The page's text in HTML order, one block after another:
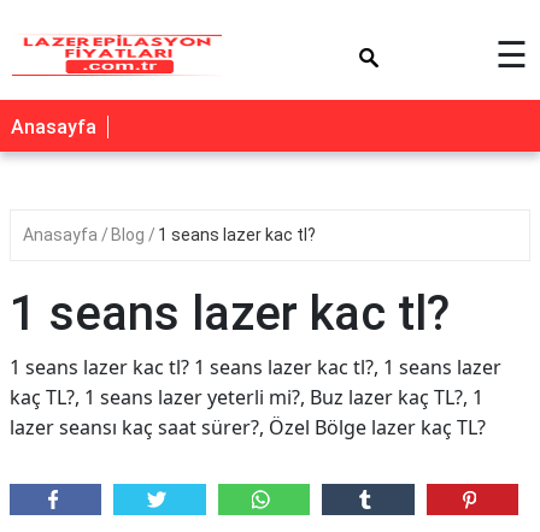
☰
Anasayfa
Anasayfa Blog 1 seans lazer kac tl?
1 seans lazer kac tl?
1 seans lazer kac tl? 1 seans lazer kac tl?, 1 seans lazer
kaç TL?, 1 seans lazer yeterli mi?, Buz lazer kaç TL?, 1
lazer seansı kaç saat sürer?, Özel Bölge lazer kaç TL?